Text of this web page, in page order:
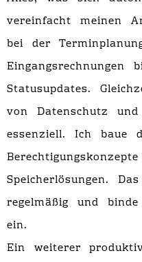
vereinfacht meinen
bei der
Statusupdates.
von Datenschutz
essenziell. Ich baue
Speicherlösungen.
regelmäßig und
ein.
Ein weiterer